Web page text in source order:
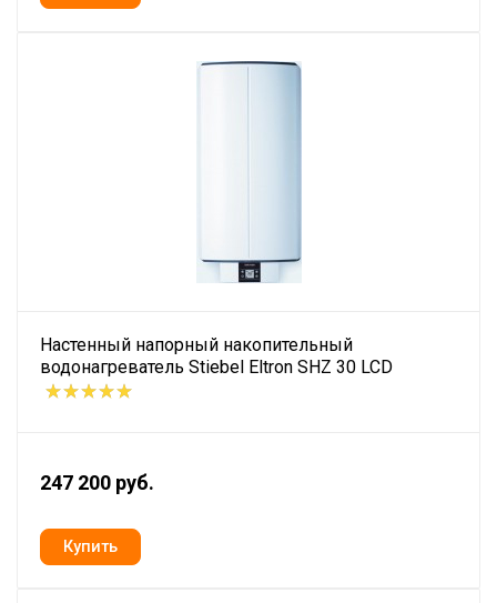
Настенный напорный накопительный
водонагреватель Stiebel Eltron SHZ 30 LCD
247 200 руб.